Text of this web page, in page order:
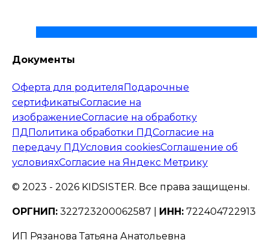
Документы
Оферта для родителя Подарочные
сертификатыСогласие на
изображениеСогласие на обработку
ПД Политика обработки ПДСогласие на
передачу ПДУсловия cookiesСоглашение об
условияхСогласие на Яндекс Метрику
© 2023 - 2026 KIDSISTER. Все права защищены.
ОРГНИП: 322723200062587 | ИНН: 722404722913
ИП Рязанова Татьяна Анатольевна